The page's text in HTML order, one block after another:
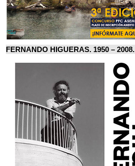
FERNANDO HIGUERAS. 1950 – 2008.